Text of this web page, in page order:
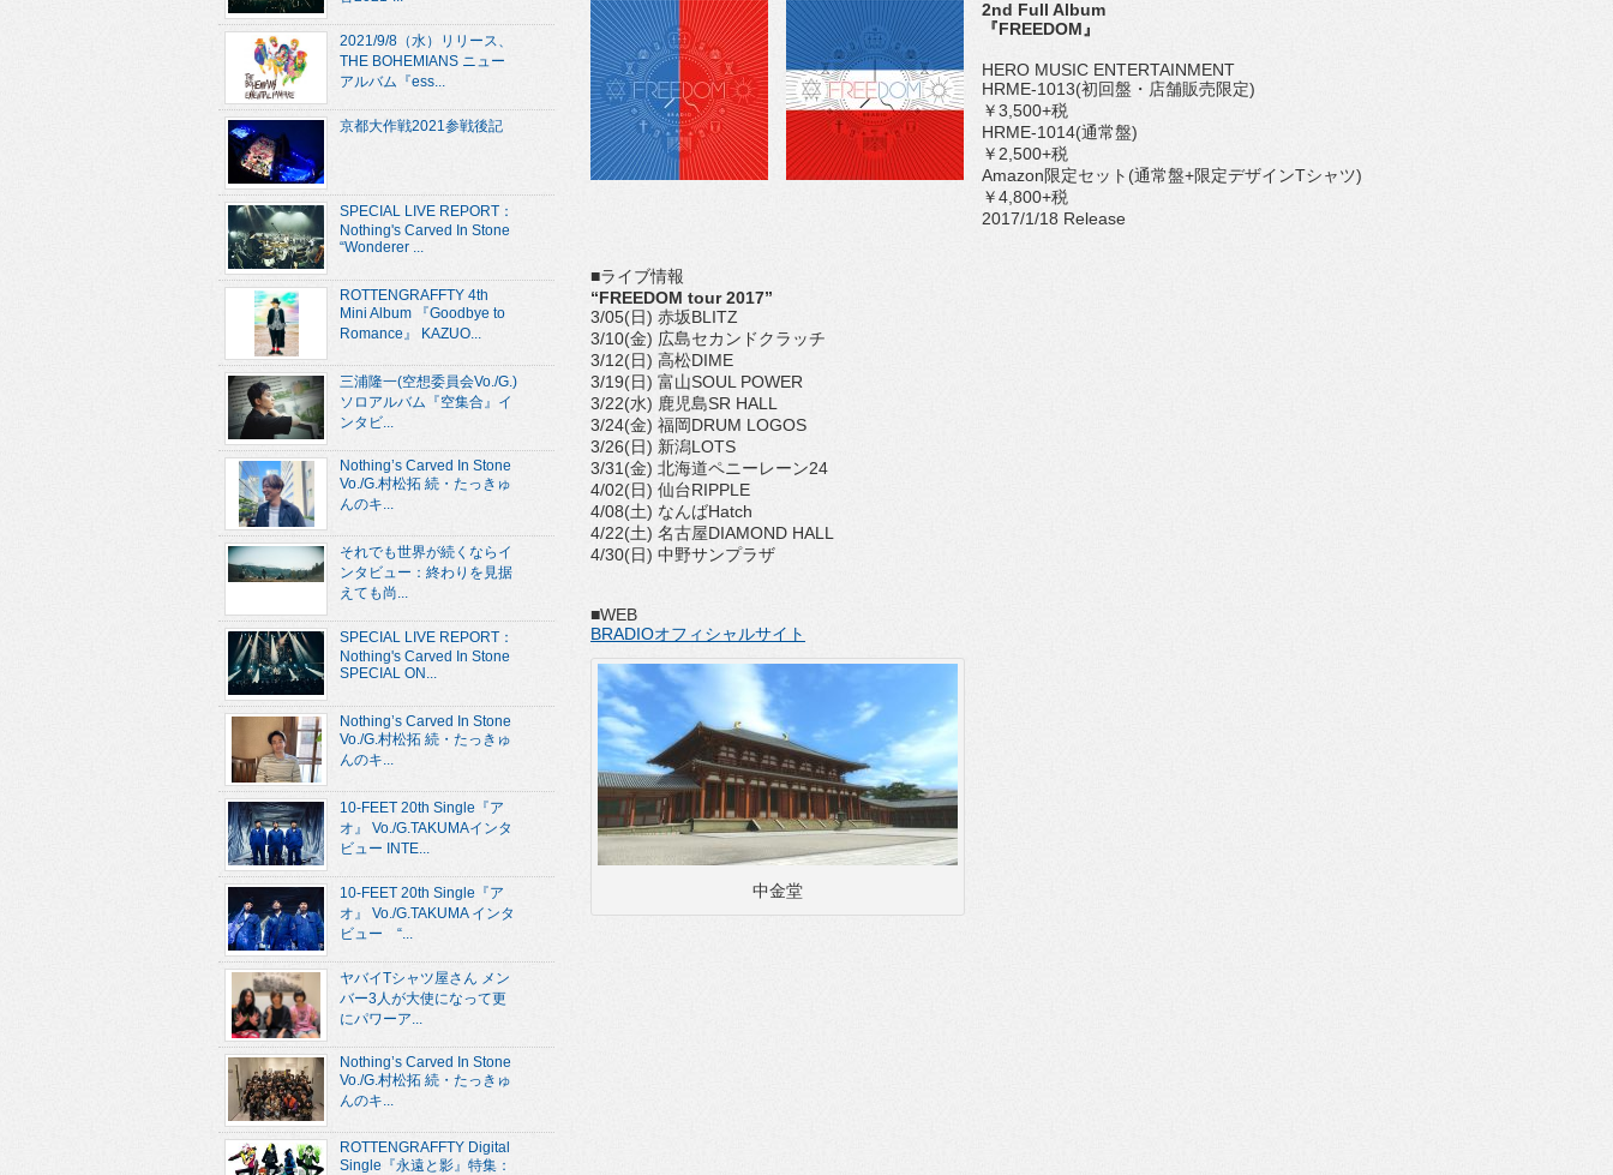
2nd Full Album
『FREEDOM』
HERO MUSIC ENTERTAINMENT
HRME-1013(初回盤・店舗販売限定)
￥3,500+税
HRME-1014(通常盤)
￥2,500+税
Amazon限定セット(通常盤+限定デザインTシャツ)
￥4,800+税
2017/1/18 Release
■ライブ情報
“FREEDOM tour 2017”
3/05(日) 赤坂BLITZ
3/10(金) 広島セカンドクラッチ
3/12(日) 高松DIME
3/19(日) 富山SOUL POWER
3/22(水) 鹿児島SR HALL
3/24(金) 福岡DRUM LOGOS
3/26(日) 新潟LOTS
3/31(金) 北海道ペニーレーン24
4/02(日) 仙台RIPPLE
4/08(土) なんばHatch
4/22(土) 名古屋DIAMOND HALL
4/30(日) 中野サンプラザ
■WEB
BRADIOオフィシャルサイト
中金堂
2021/9/8（水）リリース、
THE BOHEMIANS ニュー
アルバム『ess...
京都大作戦2021参戦後記
SPECIAL LIVE REPORT：
Nothing's Carved In Stone
“Wonderer ...
ROTTENGRAFFTY 4th
Mini Album 『Goodbye to
Romance』 KAZUO...
三浦隆一(空想委員会Vo./G.)
ソロアルバム『空集合』イ
ンタビ...
Nothing’s Carved In Stone
Vo./G.村松拓 続・たっきゅ
んのキ...
それでも世界が続くならイ
ンタビュー：終わりを見据
えても尚...
SPECIAL LIVE REPORT：
Nothing's Carved In Stone
SPECIAL ON...
Nothing’s Carved In Stone
Vo./G.村松拓 続・たっきゅ
んのキ...
10-FEET 20th Single『ア
オ』 Vo./G.TAKUMAインタ
ビュー INTE...
10-FEET 20th Single『ア
オ』 Vo./G.TAKUMA インタ
ビュー “...
ヤバイTシャツ屋さん メン
バー3人が大使になって更
にパワーア...
Nothing’s Carved In Stone
Vo./G.村松拓 続・たっきゅ
んのキ...
ROTTENGRAFFTY Digital
Single『永遠と影』特集：